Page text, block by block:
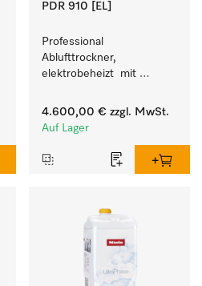
PDR 910 [EL]
Professional
Ablufttrockner,
elektrobeheizt  mit
Steuerung M Touch Pro
für höchste Flexibilität.
4.600,00 € zzgl. MwSt.
Auf Lager